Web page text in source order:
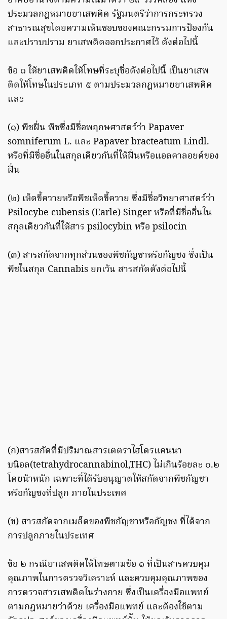
ประมวลกฎหมายยาเสพติด รัฐมนตรีว่าการกระทรวง
สาธารณสุขโดยความเห็นชอบของคณะกรรมการป้องกัน
และปราบปราม ยาเสพติดออกประกาศไว้ ดังต่อไปนี้
ข้อ ๑ ให้ยาเสพติดให้โทษที่ระบุชื่อดังต่อไปนี้ เป็นยาเสพ
ติดให้โทษในประเภท ๕ ตามประมวลกฎหมายยาเสพติด
และ
(๑) พืชฝิ่น พืชซึ่งมีชื่อพฤกษศาสตร์ว่า Papaver
somniferum L. และ Papaver bracteatum Lindl.
หรือที่มีชื่ออื่นในสกุลเดียวกันที่ให้ฝิ่นหรือแอลคาลอยด์ของ
ฝิ่น
(๒) เห็ดขี้ควายหรือพืชเห็ดขี้ควาย ซึ่งมีชื่อวิทยาศาสตร์ว่า
Psilocybe cubensis (Earle) Singer หรือที่มีชื่ออื่นใน
สกุลเดียวกันที่ให้สาร psilocybin หรือ psilocin
(๓) สารสกัดจากทุกส่วนของพืชกัญชาหรือกัญชง ซึ่งเป็น
พืชในสกุล Cannabis ยกเว้น สารสกัดดังต่อไปนี้
(ก)สารสกัดที่มีปริมาณสารเตตราไฮโดรแคนนา
บนิอล(tetrahydrocannabinol,THC) ไม่เกินร้อยละ ๐.๒
โดยน้าหนัก เฉพาะที่ได้รับอนุญาตให้สกัดจากพืชกัญชา
หรือกัญชงที่ปลูก ภายในประเทศ
(ข) สารสกัดจากเมล็ดของพืชกัญชาหรือกัญชง ที่ได้จาก
การปลูกภายในประเทศ
ข้อ ๒ กรณียาเสพติดให้โทษตามข้อ ๑ ที่เป็นสารควบคุม
คุณภาพในการตรวจวิเคราะห์ และควบคุมคุณภาพของ
การตรวจสารเสพติดในร่างกาย ซึ่งเป็นเครื่องมือแพทย์
ตามกฎหมายว่าด้วย เครื่องมือแพทย์ และต้องใช้ตาม